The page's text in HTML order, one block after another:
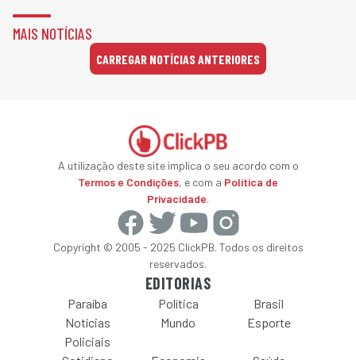
MAIS NOTÍCIAS
CARREGAR NOTÍCIAS ANTERIORES
A utilização deste site implica o seu acordo com o
Termos e Condições, e com a Política de
Privacidade.
Copyright © 2005 - 2025 ClickPB. Todos os direitos
reservados.
EDITORIAS
Paraíba Política
Brasil
Notícias
Policiais
Mundo Esporte